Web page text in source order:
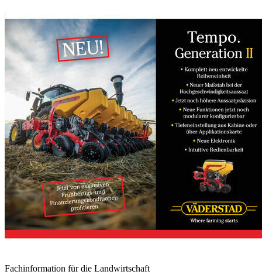
Fachinformation für die Landwirtschaft